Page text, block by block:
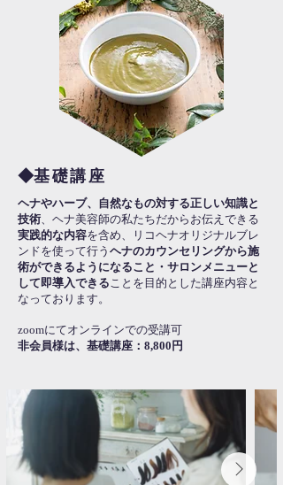
​◆基礎講座
ヘナやハーブ、自然なもの対する正しい知識と
技術、 ヘナ美容師の私たちだからお伝えできる
実践的な内容を含め、リコヘナオリジナルブレ
ンドを使って行う ヘナのカウンセリングから施
術ができるようになること・サロンメニューと
して即導入できることを目的とした講座内容と
なっております。
zoomにてオンラインでの受講可
非会員様は、基礎講座：8,800円